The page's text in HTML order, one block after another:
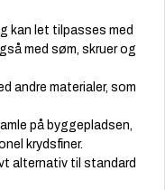
kan let tilpasses med
med søm, skruer og
andre materialer, som
på byggepladsen,
krydsfiner.
alternativ til standard